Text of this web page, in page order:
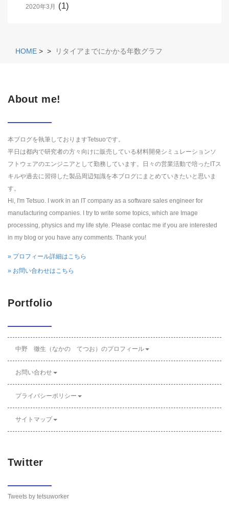
2020年3月 (1)
HOME > > リタイアまでにかかる年数グラフ
About me!
本ブログを執筆しておりますTetsuoです。
平日は都内で研究者の方々向けに販売している材料開発シミュレーションソ
フトウェアのエンジニアとして勤務しています。日々の営業活動で培ったITス
キルや過去に習得した製品周辺知識を本ブログにまとめていきたいと思いま
す。
Hi, I'm Tetsuo. I work in an IT company as a software sales engineer for
manufacturing companies. I try to write some topics, which are Image
processing, physics and my life style. Please contac me if you are interested
in my blog or you have any comments. Thank you!
» プロフィール詳細はこちら
» お問い合わせはこちら
Portfolio
中野 徹生（なかの てつお）のプロフィール
お問い合わせ
プライバシーポリシー
サイトマップ
Twitter
Tweets by tetsuworker